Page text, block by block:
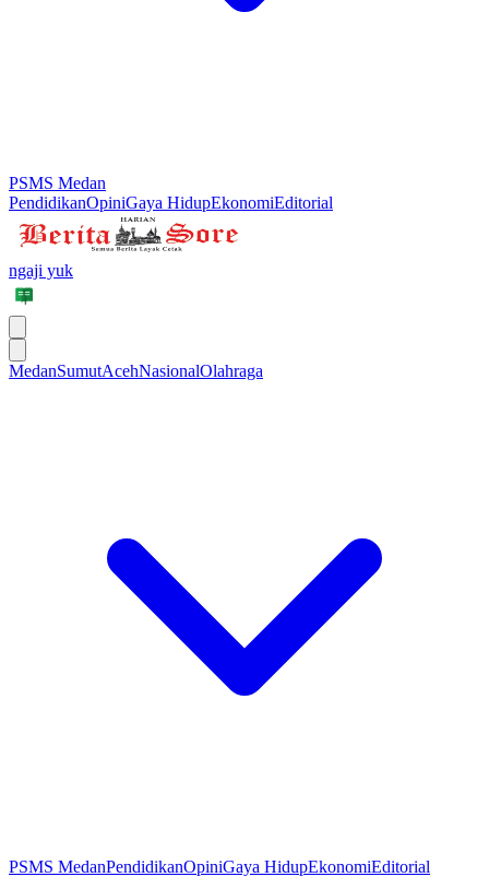
PSMS Medan
PendidikanOpiniGaya HidupEkonomiEditorial
ngaji yuk
MedanSumutAcehNasionalOlahraga
PSMS MedanPendidikanOpiniGaya HidupEkonomiEditorial